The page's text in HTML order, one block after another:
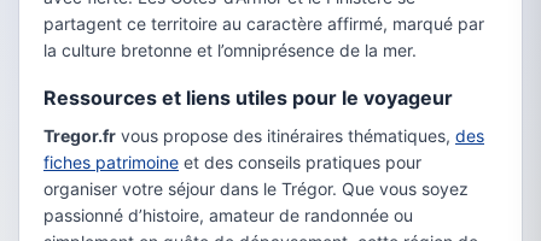
partagent ce territoire au caractère affirmé, marqué par
la culture bretonne et l’omniprésence de la mer.
Ressources et liens utiles pour le voyageur
Tregor.fr vous propose des itinéraires thématiques, des
fiches patrimoine et des conseils pratiques pour
organiser votre séjour dans le Trégor. Que vous soyez
passionné d’histoire, amateur de randonnée ou